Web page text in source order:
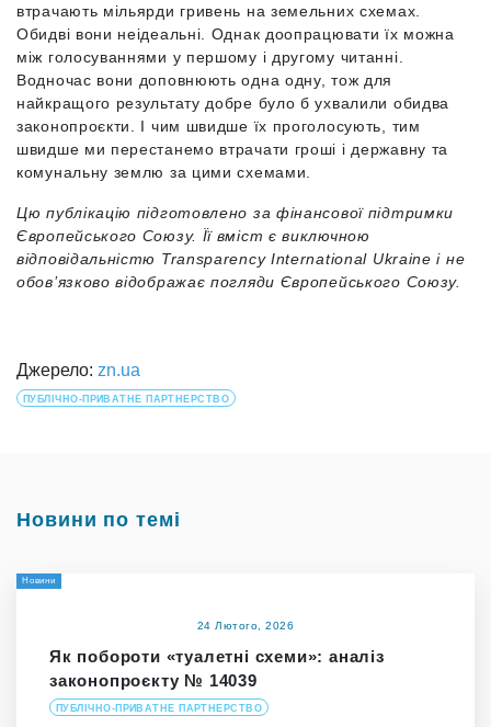
втрачають мільярди гривень на земельних схемах.
Обидві вони неідеальні. Однак доопрацювати їх можна
між голосуваннями у першому і другому читанні.
Водночас вони доповнюють одна одну, тож для
найкращого результату добре було б ухвалили обидва
законопроєкти. І чим швидше їх проголосують, тим
швидше ми перестанемо втрачати гроші і державну та
комунальну землю за цими схемами.
Цю публікацію підготовлено за фінансової підтримки
Європейського Союзу. Її вміст є виключною
відповідальністю Transparency International Ukraine і не
обов’язково відображає погляди Європейського Союзу.
Джерело: zn.ua
ПУБЛІЧНО-ПРИВАТНЕ ПАРТНЕРСТВО
Новини по темі
Новини
24 Лютого, 2026
Як побороти «туалетні схеми»: аналіз
законопроєкту № 14039
ПУБЛІЧНО-ПРИВАТНЕ ПАРТНЕРСТВО